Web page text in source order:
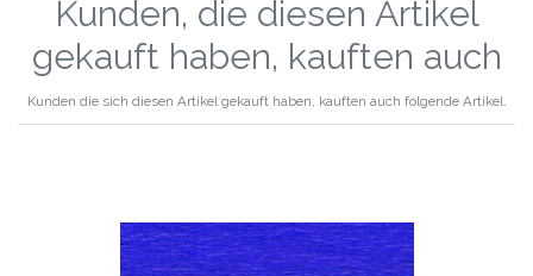
Kunden, die diesen Artikel
gekauft haben, kauften auch
Kunden die sich diesen Artikel gekauft haben, kauften auch folgende Artikel.